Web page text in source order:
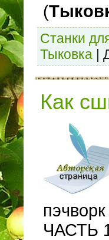
(
Станки
Тыковка |
Как
ЧАСТЬ